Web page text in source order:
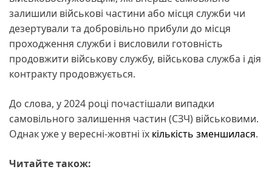
залишили військові частини або місця служби чи
дезертували та добровільно прибули до місця
проходження служби і висловили готовність
продовжити військову службу, військова служба і дія
контракту продовжується.
До слова, у 2024 році почастішали випадки
самовільного залишення частин (СЗЧ) військовими.
Однак уже у вересні-жовтні їх кількість зменшилася.
Читайте також: